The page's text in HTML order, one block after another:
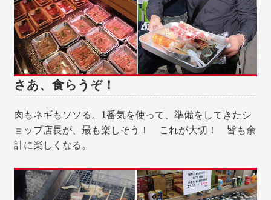
さあ、食らうぞ！
肉もネギもソソる。1番気を使って、準備をしてきたシ
ョップ店長が、最も楽しそう！ これが大切！ 皆も余
計に楽しくなる。